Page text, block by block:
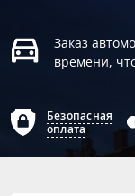
Заказ
времени,
Безопасная
оплата